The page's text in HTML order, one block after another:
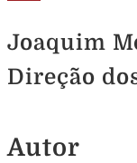
Joaquim
Direção
Autor